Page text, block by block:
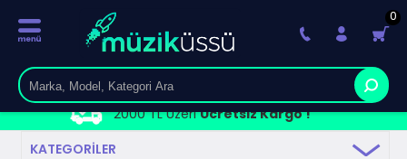
2000 TL ÜzeriÜcretsiz Kargo !
0
KATEGORILER